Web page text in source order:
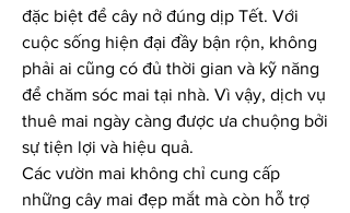
đặc biệt để cây nở đúng dịp Tết. Với
cuộc sống hiện đại đầy bận rộn, không
phải ai cũng có đủ thời gian và kỹ năng
để chăm sóc mai tại nhà. Vì vậy, dịch vụ
thuê mai ngày càng được ưa chuộng bởi
sự tiện lợi và hiệu quả.
Các vườn mai không chỉ cung cấp
những cây mai đẹp mắt mà còn hỗ trợ